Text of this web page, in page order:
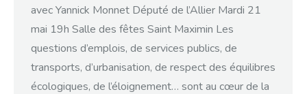
avec Yannick Monnet Député de l’Allier Mardi 21
mai 19h Salle des fêtes Saint Maximin Les
questions d’emplois, de services publics, de
transports, d’urbanisation, de respect des équilibres
écologiques, de l’éloignement… sont au cœur de la